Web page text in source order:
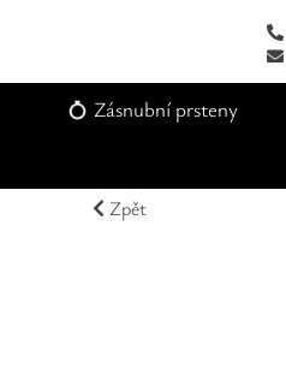
Zásnubní prsteny
Zpět